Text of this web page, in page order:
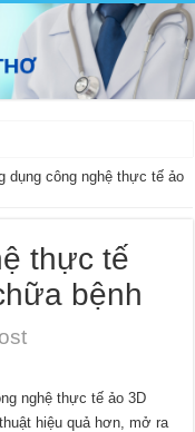
dụng công nghệ thực tế ảo
thực tế
bệnh
nghệ thực tế ảo 3D
hiệu quả hơn, mở ra